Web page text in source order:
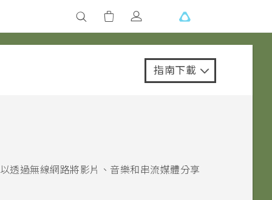
指南下載
透過無線網路將影片、音樂和串流媒體分享